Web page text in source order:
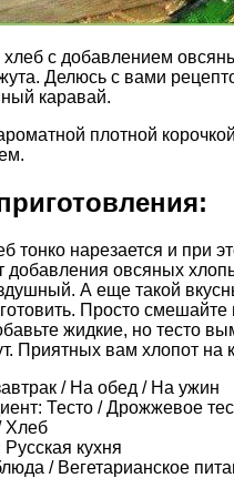
с добавлением
Делюсь с вами
каравай.
плотной
тонко нарезается и при
добавления овсяных
А еще такой
Просто смешайте
жидкие, но тесто
Приятных вам хлопот на
/ На обед / На ужин
Тесто / Дрожжевое
Хлеб
кухня
/ Вегетарианское